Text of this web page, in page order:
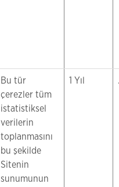
Bu tür
çerezler tüm
istatistiksel
verilerin
toplanmasını
bu şekilde
Sitenin
sunumunun
1 Yıl